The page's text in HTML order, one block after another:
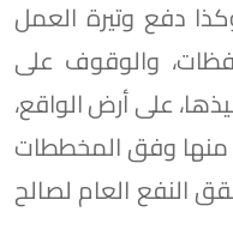
دفع وتيرة العمل
والوقوف على
على أرض الواقع،
منها وفق المخططات
النفع العام لصالح